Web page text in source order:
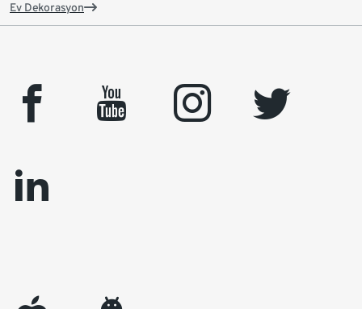
Ev Dekorasyon
facebook youtube instagram
twitter
linkedin